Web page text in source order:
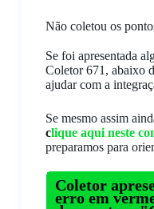
Não coletou os
Se foi apresentada
Coletor 671, abaixo
ajudar com a
Se mesmo assim
clique aqui neste
preparamos para
Coletor
erro em